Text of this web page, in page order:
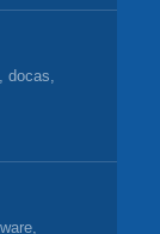
docas,